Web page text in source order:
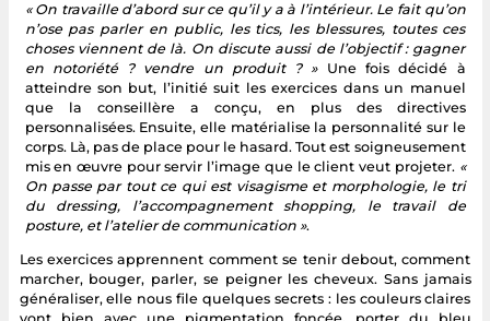
« On travaille d’abord sur ce qu’il y a à l’intérieur. Le fait qu’on
n’ose pas parler en public, les tics, les blessures, toutes ces
choses viennent de là. On discute aussi de l’objectif : gagner
en notoriété ? vendre un produit ? »Une fois décidé à
atteindre son but, l’initié suit les exercices dans un manuel
que la conseillère a conçu, en plus des directives
personnalisées. Ensuite, elle matérialise la personnalité sur le
corps. Là, pas de place pour le hasard. Tout est soigneusement
mis en œuvre pour servir l’image que le client veut projeter. «
On passe par tout ce qui est visagisme et morphologie, le tri
du dressing, l’accompagnement shopping, le travail de
posture, et l’atelier de communication ».
Les exercices apprennent comment se tenir debout, comment
marcher, bouger, parler, se peigner les cheveux. Sans jamais
généraliser, elle nous file quelques secrets : les couleurs claires